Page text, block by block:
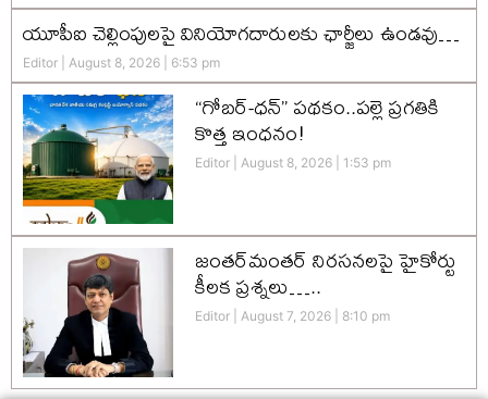
యూపీఐ చెల్లింపులపై వినియోగదారులకు ఛార్జీలు ఉండవు…
Editor August 8, 2026 6:53 pm
“గోబర్-ధన్” పథకం..పల్లె ప్రగతికి
కొత్త ఇంధనం!
Editor August 8, 2026 1:53 pm
జంతర్‌మంతర్ నిరసనలపై హైకోర్టు
కీలక ప్రశ్నలు…..
Editor August 7, 2026 8:10 pm